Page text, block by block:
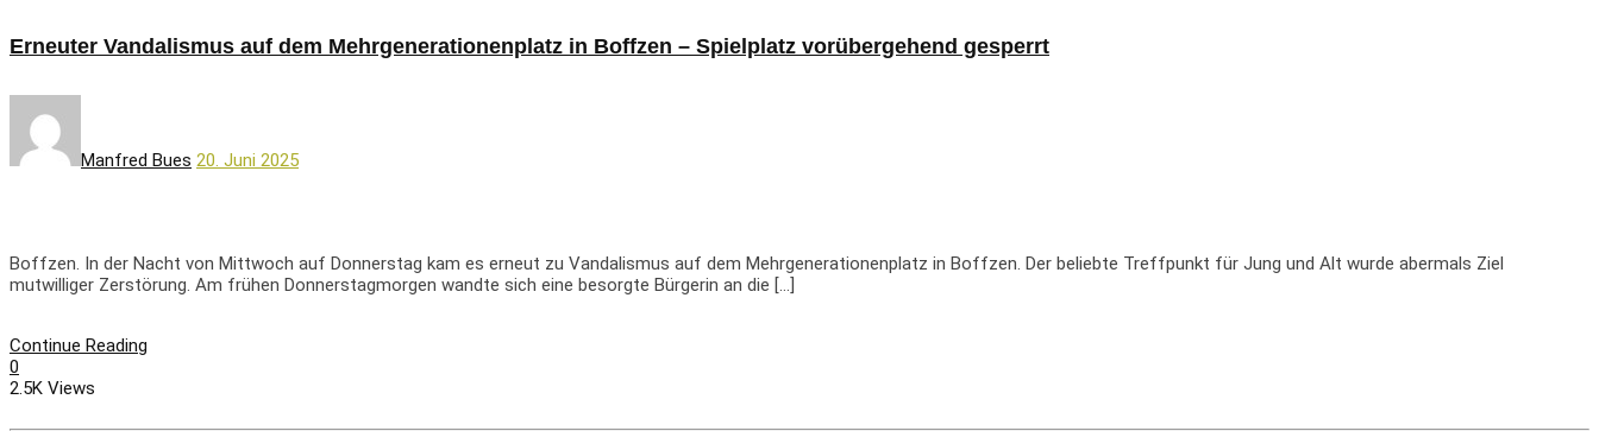
Erneuter Vandalismus auf dem Mehrgenerationenplatz in Boffzen – Spielplatz vorübergehend gesperrt
Manfred Bues 20. Juni 2025
Boffzen. In der Nacht von Mittwoch auf Donnerstag kam es erneut zu Vandalismus auf dem Mehrgenerationenplatz in Boffzen. Der beliebte Treffpunkt für Jung und Alt wurde abermals Ziel
mutwilliger Zerstörung. Am frühen Donnerstagmorgen wandte sich eine besorgte Bürgerin an die […]
Continue Reading
0
2.5K Views